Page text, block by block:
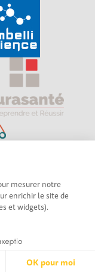
mesurer notre
enrichir le site de
et widgets).
OK pour moi
Echosciences
amateurs de